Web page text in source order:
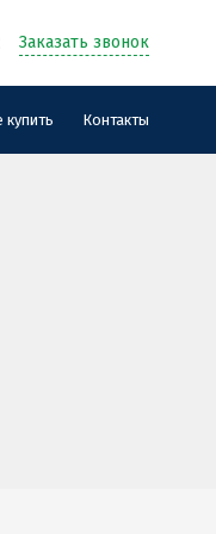
Заказать звонок
купить Контакты